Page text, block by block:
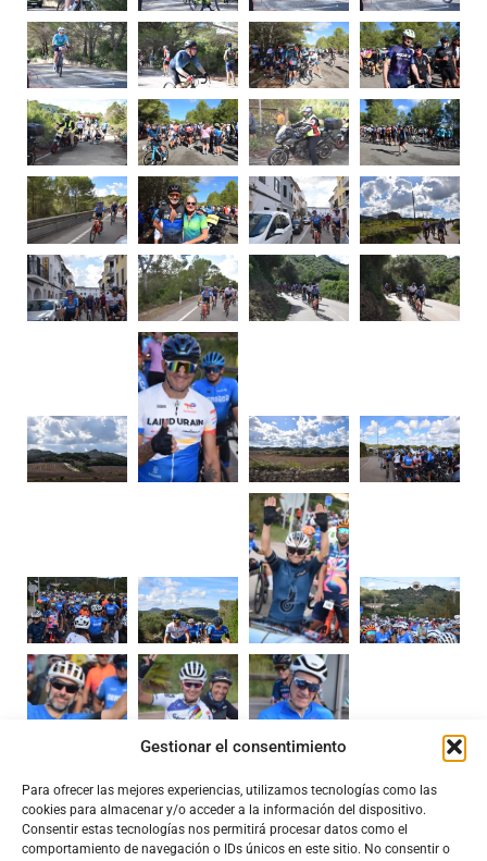
Gestionar el consentimiento
Para ofrecer las mejores experiencias, utilizamos tecnologías como las
cookies para almacenar y/o acceder a la información del dispositivo.
Consentir estas tecnologías nos permitirá procesar datos como el
comportamiento de navegación o IDs únicos en este sitio. No consentir o